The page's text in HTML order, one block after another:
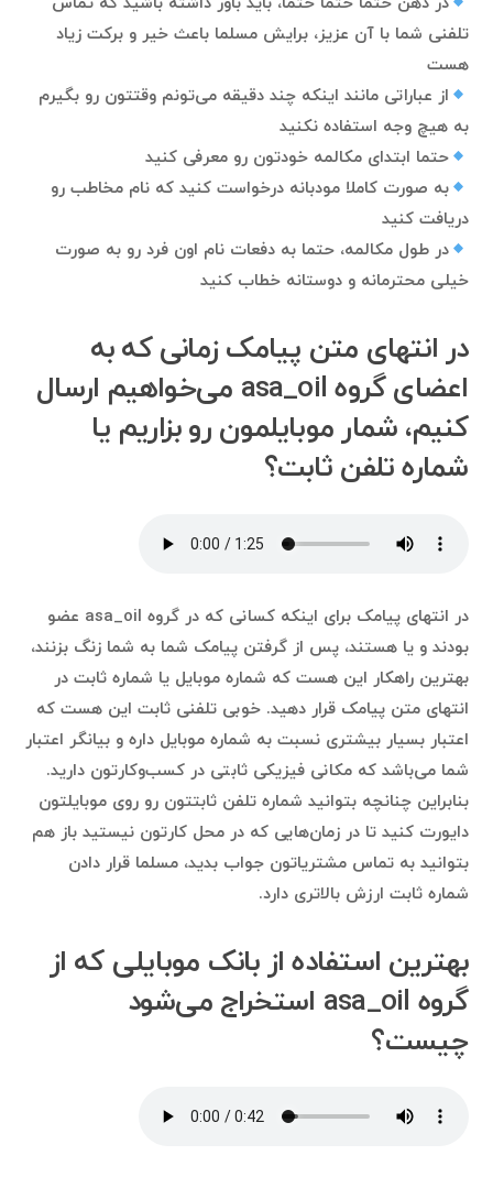
تلفنی شما با آن عزیز، برایش مسلما باعث خیر و برکت زیاد
هست
از عباراتی مانند اینکه چند دقیقه می‌تونم وقتتون رو بگیرم
به هیچ وجه استفاده نکنید
حتما ابتدای مکالمه خودتون رو معرفی کنید
به صورت کاملا مودبانه درخواست کنید که نام مخاطب رو
دریافت کنید
در طول مکالمه، حتما به دفعات نام اون فرد رو به صورت
خیلی محترمانه و دوستانه خطاب کنید
در انتهای متن پیامک زمانی که به
اعضای گروه asa_oil می‌خواهیم ارسال
کنیم، شمار موبایلمون رو بزاریم یا
شماره تلفن ثابت؟
در انتهای پیامک برای اینکه کسانی که در گروه asa_oil عضو
بودند و یا هستند، پس از گرفتن پیامک شما به شما زنگ بزنند،
بهترین راهکار این هست که شماره موبایل یا شماره ثابت در
انتهای متن پیامک قرار دهید. خوبی تلفنی ثابت این هست که
اعتبار بسیار بیشتری نسبت به شماره موبایل داره و بیانگر اعتبار
شما می‌باشد که مکانی فیزیکی ثابتی در کسب‌وکارتون دارید.
بنابراین چنانچه بتوانید شماره تلفن ثابتتون رو روی موبایلتون
دایورت کنید تا در زمان‌هایی که در محل کارتون نیستید باز هم
بتوانید به تماس مشتریاتون جواب بدید، مسلما قرار دادن
شماره ثابت ارزش بالاتری دارد.
بهترین استفاده‌ از بانک موبایلی که از
گروه asa_oil استخراج می‌شود
چیست؟